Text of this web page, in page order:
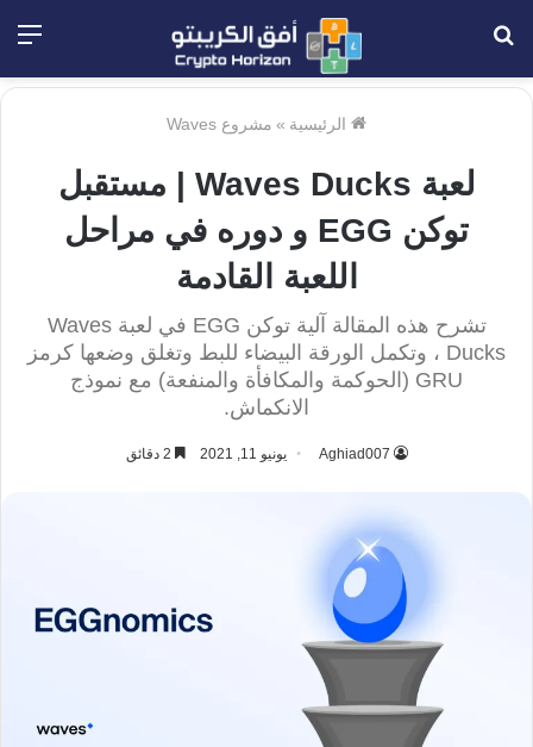
الرئيسية » مشروع Waves
لعبة Waves Ducks | مستقبل
توكن EGG و دوره في مراحل
اللعبة القادمة
تشرح هذه المقالة آلية توكن EGG في لعبة Waves
Ducks ، وتكمل الورقة البيضاء للبط وتغلق وضعها كرمز
GRU (الحوكمة والمكافأة والمنفعة) مع نموذج
الانكماش.
Aghiad007 يونيو 11, 2021